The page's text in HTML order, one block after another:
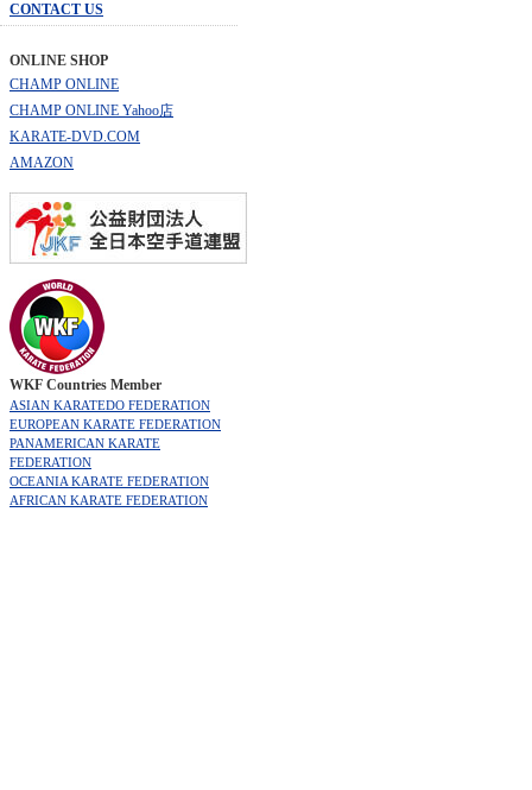
CONTACT US
ONLINE SHOP
CHAMP ONLINE
CHAMP ONLINE Yahoo店
KARATE-DVD.COM
AMAZON
WKF Countries Member
ASIAN KARATEDO FEDERATION
EUROPEAN KARATE FEDERATION
PANAMERICAN KARATE
FEDERATION
OCEANIA KARATE FEDERATION
AFRICAN KARATE FEDERATION